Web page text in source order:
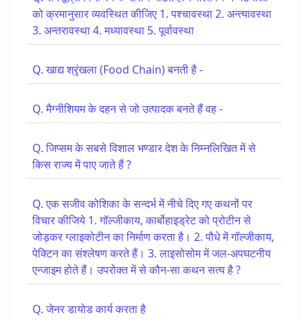
को क्रमानुसार व्यवस्थित कीजिए 1. पश्चावस्था 2. अन्त्यावस्था
3. अन्तरावस्था 4. मध्यावस्था 5. पूर्वावस्था
Q. खाद्य श्रृंखला (Food Chain) बनती है -
Q. मैग्नीशियम के दहन से जो उत्पादक बनते हैं वह -
Q. जिप्सम के सबसे विशाल भण्डार देश के निम्नलिखित में से
किस राज्य में पाए जाते हैं ?
Q. एक सजीव कोशिका के सन्दर्भ में नीचे दिए गए कथनों पर
विचार कीजिये 1. गॉल्जीकाय, कार्बोहाइड्रेट को प्रोटीन से
जोड़कर ग्लाइकोटीन का निर्माण करता है। 2. पौधे में गॉल्जीकाय,
पेक्टिन का संश्लेषण करते हैं। 3. लाइसोसोम में जल-अपघटनीय
एन्जाइम होते हैं। उपरोक्त में से कौन-सा कथन सत्य है ?
Q. जेनर डायोड कार्य करता है